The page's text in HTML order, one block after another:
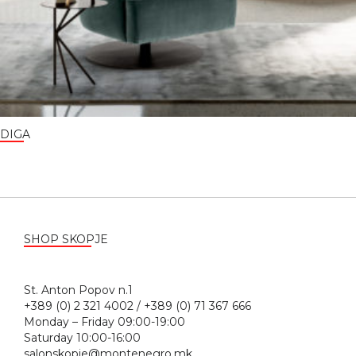
DIGA
SHOP SKOPJE
St. Anton Popov n.1
+389 (0) 2 321 4002 / +389 (0) 71 367 666
Monday – Friday 09:00-19:00
Saturday 10:00-16:00